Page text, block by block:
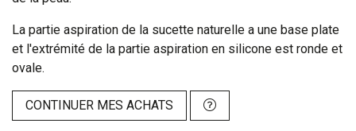
La partie aspiration de la sucette naturelle a une base plate
et l'extrémité de la partie aspiration en silicone est ronde et
ovale.
CONTINUER MES ACHATS